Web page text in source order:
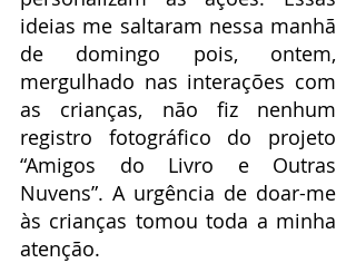
ideias me saltaram nessa manhã
de domingo pois, ontem,
mergulhado nas interações com
as crianças, não fiz nenhum
registro fotográfico do projeto
“Amigos do Livro e Outras
Nuvens”. A urgência de doar-me
às crianças tomou toda a minha
atenção.